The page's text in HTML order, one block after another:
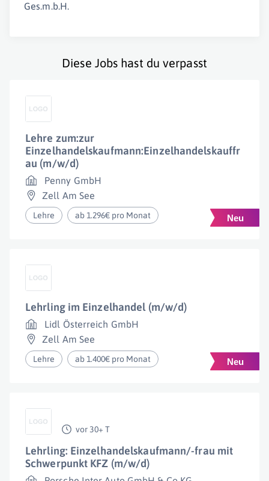
Ges.m.b.H.
Diese Jobs hast du verpasst
Lehre zum:zur
Einzelhandelskaufmann:Einzelhandelskauffr
au (m/w/d)
Penny GmbH
Zell Am See
Lehre ab 1.296€ pro Monat
Lehrling im Einzelhandel (m/w/d)
Lidl Österreich GmbH
Zell Am See
Lehre ab 1.400€ pro Monat
vor 30+ T
Lehrling: Einzelhandelskaufmann/-frau mit
Schwerpunkt KFZ (m/w/d)